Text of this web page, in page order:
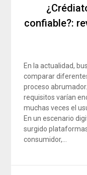
confiable?:
En la actualidad,
comparar
proceso
requisitos varían
muchas veces el
En un escenario
surgido
consumidor,…